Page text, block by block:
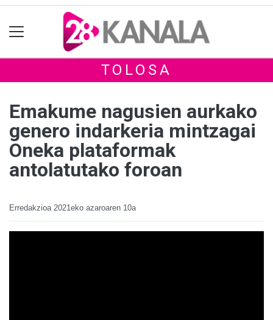
TOLOSA
Emakume nagusien aurkako
genero indarkeria mintzagai
Oneka plataformak
antolatutako foroan
Erredakzioa 2021eko azaroaren 10a